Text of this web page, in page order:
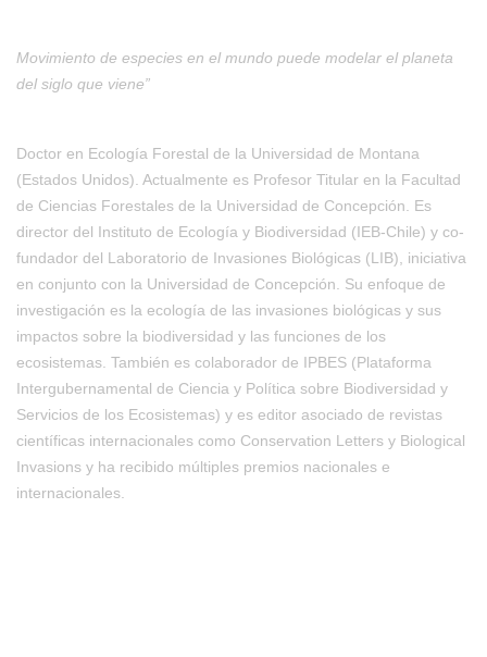
Movimiento de especies en el mundo puede modelar el planeta
del siglo que viene”
Doctor en Ecología Forestal de la Universidad de Montana
(Estados Unidos). Actualmente es Profesor Titular en la Facultad
de Ciencias Forestales de la Universidad de Concepción. Es
director del Instituto de Ecología y Biodiversidad (IEB-Chile) y co-
fundador del Laboratorio de Invasiones Biológicas (LIB), iniciativa
en conjunto con la Universidad de Concepción. Su enfoque de
investigación es la ecología de las invasiones biológicas y sus
impactos sobre la biodiversidad y las funciones de los
ecosistemas. También es colaborador de IPBES (Plataforma
Intergubernamental de Ciencia y Política sobre Biodiversidad y
Servicios de los Ecosistemas) y es editor asociado de revistas
científicas internacionales como Conservation Letters y Biological
Invasions y ha recibido múltiples premios nacionales e
internacionales.